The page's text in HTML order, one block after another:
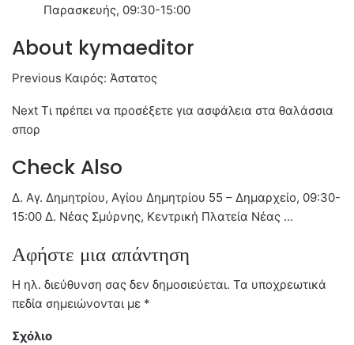
Παρασκευής, 09:30-15:00
About kymaeditor
Previous Καιρός: Άστατος
Next Τι πρέπει να προσέξετε για ασφάλεια στα θαλάσσια
σπορ
Check Also
Δ. Αγ. Δημητρίου, Αγίου Δημητρίου 55 – Δημαρχείο, 09:30-
15:00 Δ. Νέας Σμύρνης, Κεντρική Πλατεία Νέας …
Αφήστε μια απάντηση
Η ηλ. διεύθυνση σας δεν δημοσιεύεται. Τα υποχρεωτικά
πεδία σημειώνονται με *
Σχόλιο